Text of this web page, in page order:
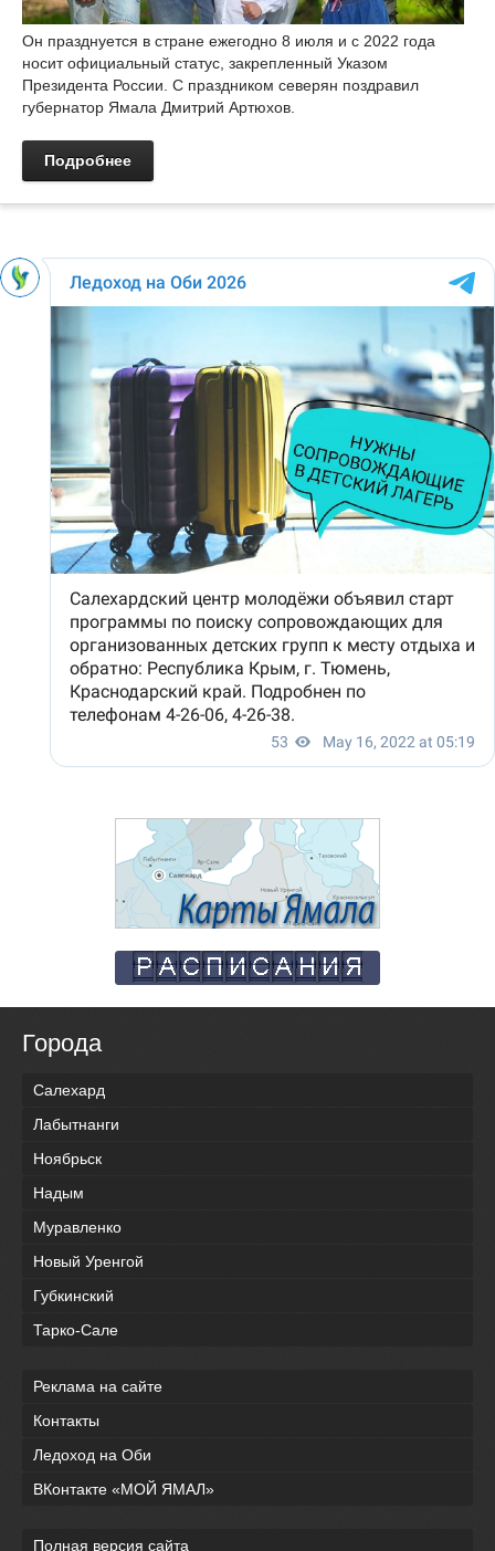
Он празднуется в стране ежегодно 8 июля и с 2022 года
носит официальный статус, закрепленный Указом
Президента России. С праздником северян поздравил
губернатор Ямала Дмитрий Артюхов.
Подробнее
Города
Салехард
Лабытнанги
Ноябрьск
Надым
Муравленко
Новый Уренгой
Губкинский
Тарко-Сале
Реклама на сайте
Контакты
Ледоход на Оби
ВКонтакте «МОЙ ЯМАЛ»
Полная версия сайта